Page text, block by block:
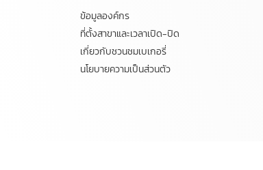
ข้อมูลองค์กร
ที่ตั้งสาขาและเวลาเปิด-ปิด
เกี่ยวกับชวนชมเบเกอรี่
นโยบายความเป็นส่วนตัว